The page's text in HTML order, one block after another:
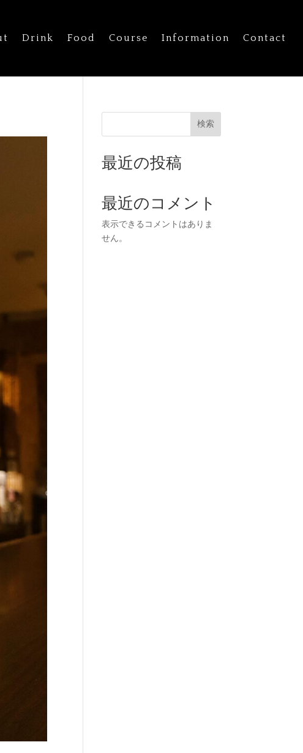
Drink Food Course Information Contact
検索
最近の投稿
最近のコメント
表示できるコメントはありま
せん。